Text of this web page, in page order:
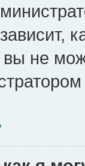
не